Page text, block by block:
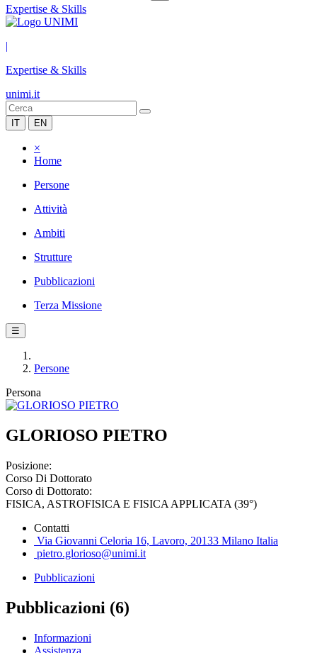
Expertise & Skills
|
Expertise & Skills
unimi.it
IT EN
×
Home
Persone
Attività
Ambiti
Strutture
Pubblicazioni
Terza Missione
☰
Persone
Persona
GLORIOSO PIETRO
Posizione:
Corso Di Dottorato
Corso di Dottorato:
FISICA, ASTROFISICA E FISICA APPLICATA (39°)
Contatti
Via Giovanni Celoria 16, Lavoro, 20133 Milano Italia
pietro.glorioso@unimi.it
Pubblicazioni
Pubblicazioni (6)
Informazioni
Assistenza